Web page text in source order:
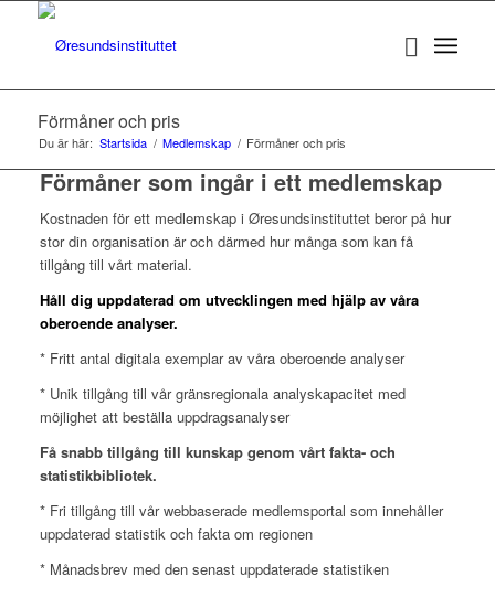
Förmåner och pris
Du är här: Startsida / Medlemskap / Förmåner och pris
Förmåner som ingår i ett medlemskap
Kostnaden för ett medlemskap i Øresundsinstituttet beror på hur
stor din organisation är och därmed hur många som kan få
tillgång till vårt material.
Håll dig uppdaterad om utvecklingen med hjälp av våra
oberoende analyser.
* Fritt antal digitala exemplar av våra oberoende analyser
* Unik tillgång till vår gränsregionala analyskapacitet med
möjlighet att beställa uppdragsanalyser
Få snabb tillgång till kunskap genom vårt fakta- och
statistikbibliotek.
* Fri tillgång till vår webbaserade medlemsportal som innehåller
uppdaterad statistik och fakta om regionen
* Månadsbrev med den senast uppdaterade statistiken